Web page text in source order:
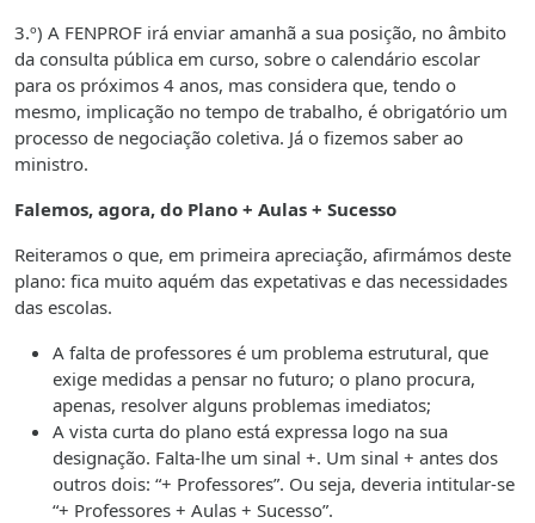
3.º) A FENPROF irá enviar amanhã a sua posição, no âmbito
da consulta pública em curso, sobre o calendário escolar
para os próximos 4 anos, mas considera que, tendo o
mesmo, implicação no tempo de trabalho, é obrigatório um
processo de negociação coletiva. Já o fizemos saber ao
ministro.
Falemos, agora, do Plano + Aulas + Sucesso
Reiteramos o que, em primeira apreciação, afirmámos deste
plano: fica muito aquém das expetativas e das necessidades
das escolas.
A falta de professores é um problema estrutural, que
exige medidas a pensar no futuro; o plano procura,
apenas, resolver alguns problemas imediatos;
A vista curta do plano está expressa logo na sua
designação. Falta-lhe um sinal +. Um sinal + antes dos
outros dois: “+ Professores”. Ou seja, deveria intitular-se
“+ Professores + Aulas + Sucesso”.